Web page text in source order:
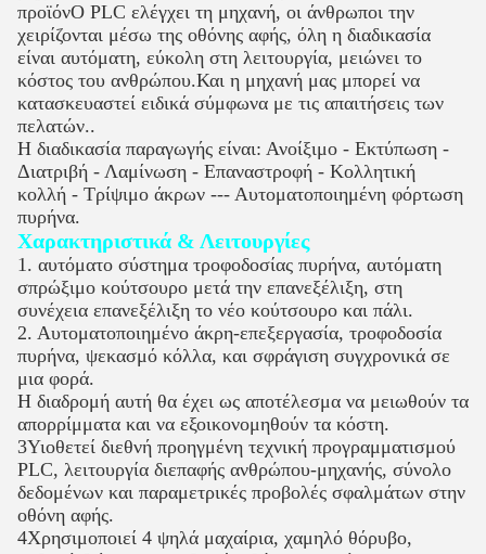
προϊόνΟ PLC ελέγχει τη μηχανή, οι άνθρωποι την
χειρίζονται μέσω της οθόνης αφής, όλη η διαδικασία
είναι αυτόματη, εύκολη στη λειτουργία, μειώνει το
κόστος του ανθρώπου.Και η μηχανή μας μπορεί να
κατασκευαστεί ειδικά σύμφωνα με τις απαιτήσεις των
πελατών..
Η διαδικασία παραγωγής είναι: Ανοίξιμο - Εκτύπωση -
Διατριβή - Λαμίνωση - Επαναστροφή - Κολλητική
κολλή - Τρίψιμο άκρων --- Αυτοματοποιημένη φόρτωση
πυρήνα.
Χαρακτηριστικά & Λειτουργίες
1. αυτόματο σύστημα τροφοδοσίας πυρήνα, αυτόματη
σπρώξιμο κούτσουρο μετά την επανεξέλιξη, στη
συνέχεια επανεξέλιξη το νέο κούτσουρο και πάλι.
2. Αυτοματοποιημένο άκρη-επεξεργασία, τροφοδοσία
πυρήνα, ψεκασμό κόλλα, και σφράγιση συγχρονικά σε
μια φορά.
Η διαδρομή αυτή θα έχει ως αποτέλεσμα να μειωθούν τα
απορρίμματα και να εξοικονομηθούν τα κόστη.
3Υιοθετεί διεθνή προηγμένη τεχνική προγραμματισμού
PLC, λειτουργία διεπαφής ανθρώπου-μηχανής, σύνολο
δεδομένων και παραμετρικές προβολές σφαλμάτων στην
οθόνη αφής.
4Χρησιμοποιεί 4 ψηλά μαχαίρια, χαμηλό θόρυβο,